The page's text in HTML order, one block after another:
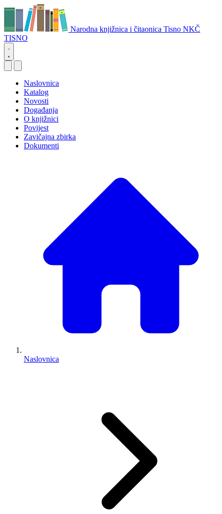
Narodna knjižnica i čitaonica Tisno NKČ
TISNO
Naslovnica
Katalog
Novosti
Događanja
O knjižnici
Povijest
Zavičajna zbirka
Dokumenti
Naslovnica